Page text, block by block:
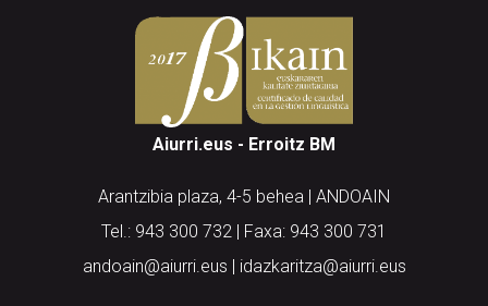
Aiurri.eus - Erroitz BM
Arantzibia plaza, 4-5 behea | ANDOAIN
Tel.: 943 300 732 | Faxa: 943 300 731
andoain@aiurri.eus | idazkaritza@aiurri.eus